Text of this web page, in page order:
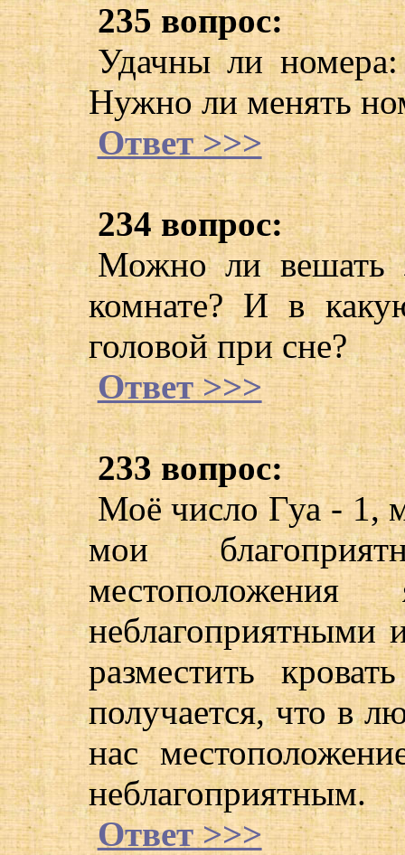
235 вопрос:
Удачны ли
Нужно ли менять
Ответ >>>
234 вопрос:
Можно ли вешать
комнате? И в
головой при сне?
Ответ >>>
233 вопрос:
Моё число Гуа - 1,
мои
неблагоприятными
разместить
получается, что в
нас
неблагоприятным.
Ответ >>>